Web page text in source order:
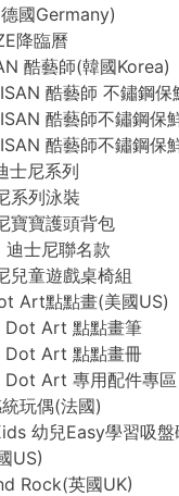
國Germany)
降臨曆
酷藝師(韓國Korea)
酷藝師 不鏽鋼保
酷藝師不鏽鋼保
酷藝師不鏽鋼保
士尼系列
系列泳裝
寶寶護頭背包
迪士尼聯名款
兒童遊戲桌椅組
Art點點畫(美國US)
Dot Art 點點畫筆
Dot Art 點點畫冊
Dot Art 專用配件專區
玩偶(法國)
幼兒Easy學習吸盤
US)
Rock(英國UK)